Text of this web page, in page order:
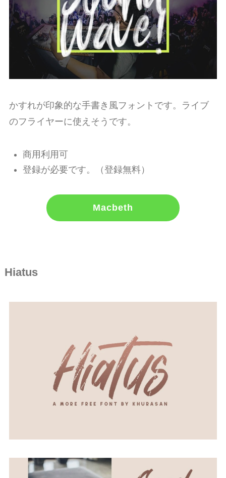
かすれが印象的な手書き風フォントです。ライブ
のフライヤーに使えそうです。
商用利用可
登録が必要です。（登録無料）
Macbeth
Hiatus